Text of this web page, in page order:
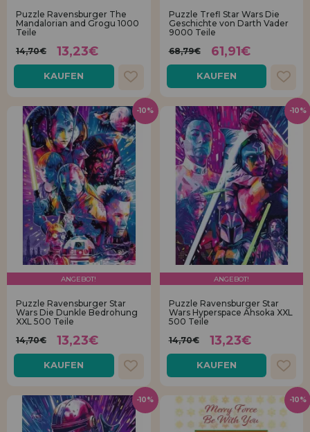
HÄNDLERREGISTRIERUNG
Puzzle Ravensburger The
Mandalorian and Grogu 1000
Teile
14,70€
13,23€
KAUFEN
Puzzle Trefl Star Wars Die
Geschichte von Darth Vader
9000 Teile
68,79€
61,91€
KAUFEN
ANGEBOT!
Puzzle Ravensburger Star
Wars Die Dunkle Bedrohung
XXL 500 Teile
14,70€
13,23€
KAUFEN
-10%
ANGEBOT!
Puzzle Ravensburger Star
Wars Hyperspace Ahsoka XXL
500 Teile
14,70€
13,23€
KAUFEN
-10%
-10% -10%